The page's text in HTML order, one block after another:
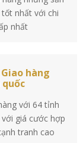
nhất với chi
nhất
Giao hàng
với 64 tỉnh
giá cước hợp
tranh cao